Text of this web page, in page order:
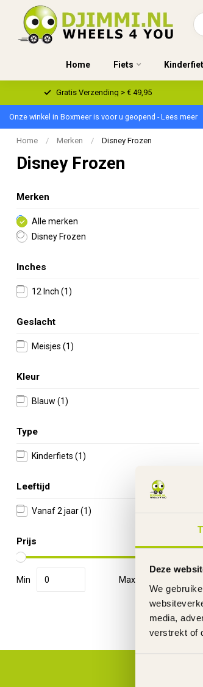
Deze
We
media,
verstrekt of
Home Fiets
Gratis Verzending > € 49,95
Onze winkel in Boxmeer is voor u geopend - Lees meer
Home / Merken / Disney Frozen
Disney Frozen
Merken
Alle merken
Disney Frozen
Inches
12 Inch (1)
Geslacht
Meisjes (1)
Kleur
Blauw (1)
Type
Kinderfiets (1)
Leeftijd
Vanaf 2 jaar(1)
Prijs
Min Max